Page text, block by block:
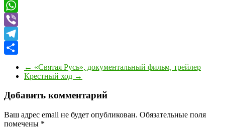
Facebook
WhatsApp
Viber
Telegram
← «Святая Русь», документальный фильм, трейлер
Крестный ход →
Добавить комментарий
Ваш адрес email не будет опубликован. Обязательные поля
помечены *